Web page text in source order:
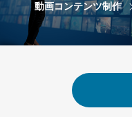
動画コンテンツ制作